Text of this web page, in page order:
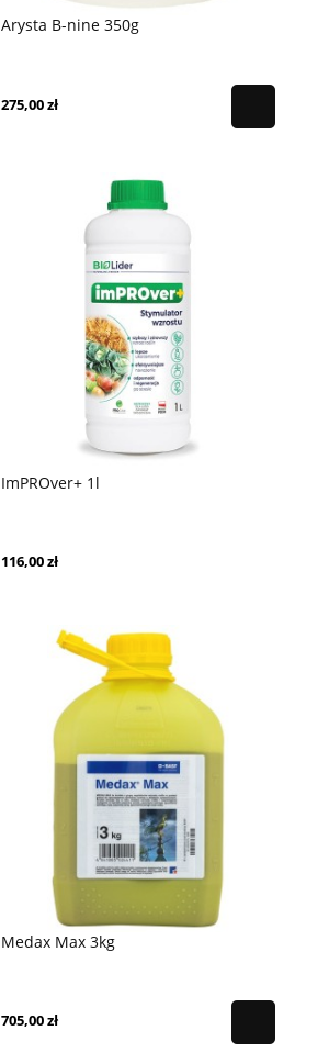
Arysta B-nine 350g
275,00 zł
ImPROver+ 1l
116,00 zł
Medax Max 3kg
705,00 zł